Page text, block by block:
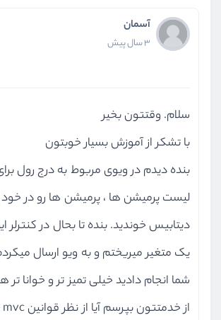
آسمان
3 سال پیش
سلام. وقتتون بخیر
با تشکر از آموزش بسیار خوبتون
بنده دیدم در ویوی مربوط به درج رول
لیست پرمیشن ها ، پرمیشن ها رو در خود
دیتابیس خوندید. بنده تا بحال در کنترلر
یک متغیر میریختم و به ویو ارسال
شما انجام دادید خیلی تمیز تر و خوانا